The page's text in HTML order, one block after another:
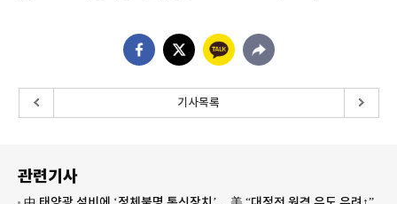
기사목록
관련기사